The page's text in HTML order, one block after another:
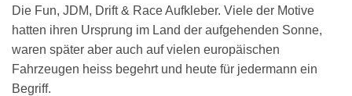
Die Fun, JDM, Drift & Race Aufkleber. Viele der Motive
hatten ihren Ursprung im Land der aufgehenden Sonne,
waren später aber auch auf vielen europäischen
Fahrzeugen heiss begehrt und heute für jedermann ein
Begriff.